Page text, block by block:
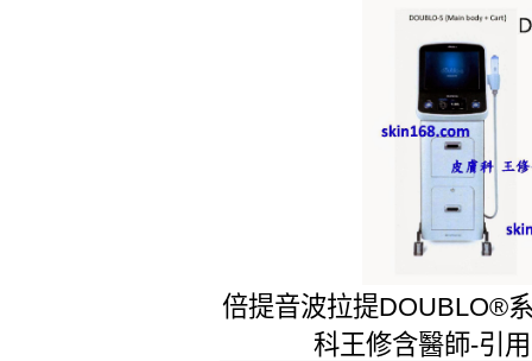
倍提音波拉提DOUBLO®
科王修含醫師-引